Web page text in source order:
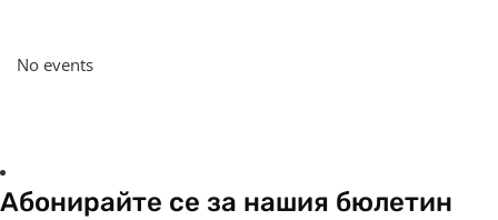
No events
Абонирайте се за нашия бюлетин